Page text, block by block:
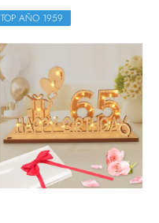
TOP AÑO 1959